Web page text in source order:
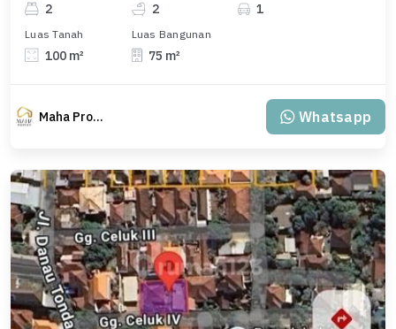
2 2 1
Luas Tanah
100 m²
Luas Bangunan
75 m²
Maha Property. Whatsapp